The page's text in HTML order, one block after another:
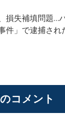
損失補填問題…
」で逮捕され
コメント